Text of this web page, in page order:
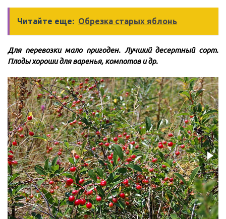
Читайте еще: Обрезка старых яблонь
Для перевозки мало пригоден. Лучший десертный сорт.
Плоды хороши для варенья, компотов и др.